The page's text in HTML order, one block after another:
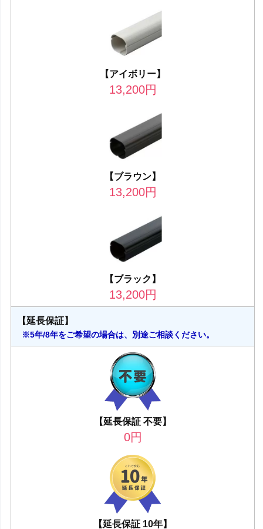
【アイボリー】
13,200円
【ブラウン】
13,200円
【ブラック】
13,200円
【延長保証】
※5年/8年をご希望の場合は、別途ご相談ください。
【延長保証 不要】
0円
【延長保証 10年】